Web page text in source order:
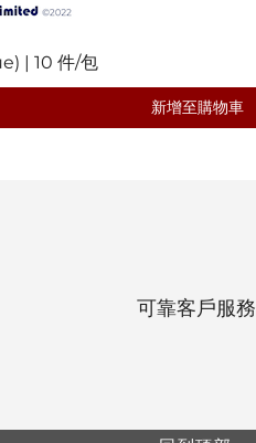
| 10 件/包
新增至購物車
可靠客戶服務